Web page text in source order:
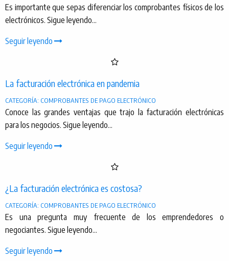
Es importante que sepas diferenciar los comprobantes físicos de los
electrónicos. Sigue leyendo...
Seguir leyendo
La facturación electrónica en pandemia
CATEGORÍA: COMPROBANTES DE PAGO ELECTRÓNICO
Conoce las grandes ventajas que trajo la facturación electrónicas
para los negocios. Sigue leyendo...
Seguir leyendo
¿La facturación electrónica es costosa?
CATEGORÍA: COMPROBANTES DE PAGO ELECTRÓNICO
Es una pregunta muy frecuente de los emprendedores o
negociantes. Sigue leyendo...
Seguir leyendo